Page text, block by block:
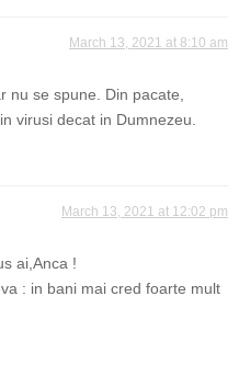
March 13, 2021 at 8:10 am
nu se spune. Din pacate,
virusi decat in Dumnezeu.
March 13, 2021 at 12:02 pm
ai,Anca !
: in bani mai cred foarte mult